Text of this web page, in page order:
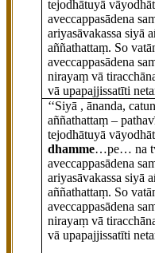
tejodhātuyā
aveccappasādena
ariyasāvakassa siyā
aññathattaṃ. So
aveccappasādena
nirayaṃ vā
vā upapajjissatīti
‘‘Siyā , ānanda,
aññathattaṃ –
tejodhātuyā
dhamme…pe… na
aveccappasādena
ariyasāvakassa siyā
aññathattaṃ. So
aveccappasādena
nirayaṃ vā
vā upapajjissatīti